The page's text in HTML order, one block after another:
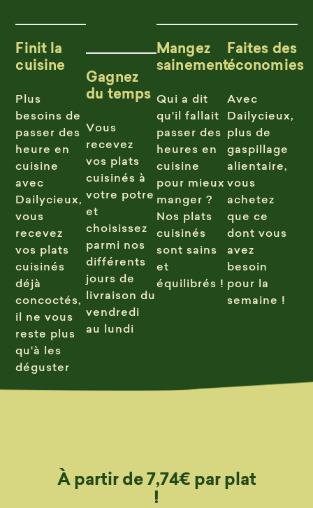
Finit la
cuisine
Plus
besoins de
passer des
heure en
cuisine
avec
Dailycieux,
vous
recevez
vos plats
cuisinés
déjà
concoctés,
il ne vous
reste plus
qu'à les
déguster
Gagnez
du temps
Vous
recevez
vos plats
cuisinés à
votre potre
et
choisissez
parmi nos
différents
jours de
livraison du
vendredi
au lundi
Mangez
sainement
Qui a dit
qu'il fallait
passer des
heures en
cuisine
pour mieux
manger ?
Nos plats
cuisinés
sont sains
et
équilibrés !
Faites des
économies
Avec
Dailycieux,
plus de
gaspillage
alientaire,
vous
achetez
que ce
dont vous
avez
besoin
pour la
semaine !
À partir de 7,74€ par plat
!